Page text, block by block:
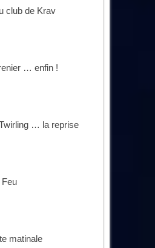
club de Krav
… enfin !
… la reprise
matinale